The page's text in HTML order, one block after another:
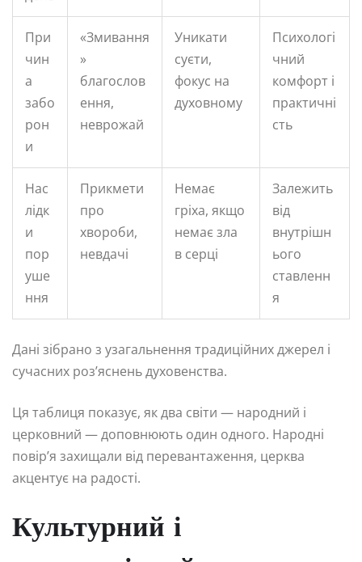
При
чин
а
забо
рон
и
«Змивання
»
благослов
ення,
неврожай
Уникати
суєти,
фокус на
духовному
Психологі
чний
комфорт і
практичні
сть
Нас
лідк
и
пор
уше
ння
Прикмети
про
хвороби,
невдачі
Немає
гріха, якщо
немає зла
в серці
Залежить
від
внутрішн
ього
ставленн
я
Дані зібрано з узагальнення традиційних джерел і
сучасних роз’яснень духовенства.
Ця таблиця показує, як два світи — народний і
церковний — доповнюють один одного. Народні
повір’я захищали від перевантаження, церква
акцентує на радості.
Культурний і